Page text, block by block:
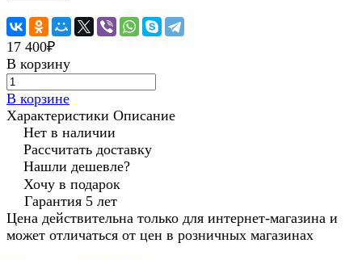
17 400₽
В корзину
В корзине
Характеристики Описание
Нет в наличии
Рассчитать доставку
Нашли дешевле?
Хочу в подарок
Гарантия 5 лет
Цена действительна только для интернет-магазина и
может отличаться от цен в розничных магазинах